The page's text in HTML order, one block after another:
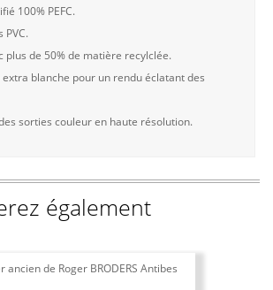
100% PEFC.
PVC.
plus de 50% de matière recylclée.
blanche pour un rendu éclatant des
sorties couleur en haute résolution.
également
ancien de Roger BRODERS Antibes